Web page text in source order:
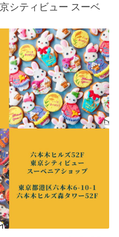
シティビュー スーベ